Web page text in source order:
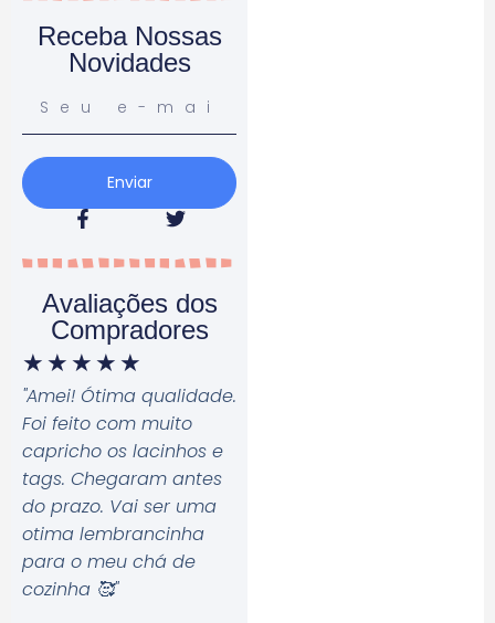
Receba Nossas
Novidades
Enviar
Avaliações dos
Compradores
★ ★ ★ ★ ★
"Amei! Ótima qualidade.
Foi feito com muito
capricho os lacinhos e
tags. Chegaram antes
do prazo. Vai ser uma
otima lembrancinha
para o meu chá de
cozinha 🥰"